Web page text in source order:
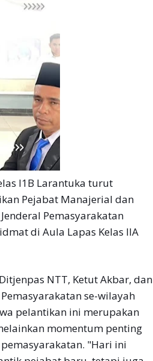
I1B Larantuka turut
Pejabat Manajerial dan
Pemasyarakatan
di Aula Lapas Kelas IIA
NTT, Ketut Akbar, dan
se-wilayah
pelantikan ini merupakan
momentum penting
"Hari ini